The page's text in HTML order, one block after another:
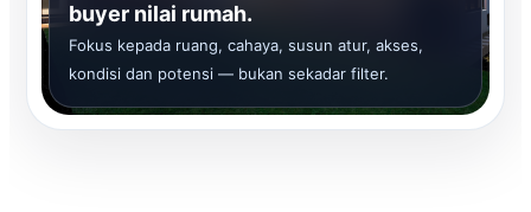
buyer nilai rumah.
Fokus kepada ruang, cahaya, susun atur, akses,
kondisi dan potensi — bukan sekadar filter.